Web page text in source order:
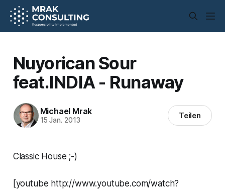
Nuyorican Sour
feat.INDIA - Runaway
Michael Mrak
15 Jan. 2013 Teilen
Classic House ;-)
[youtube http://www.youtube.com/watch?